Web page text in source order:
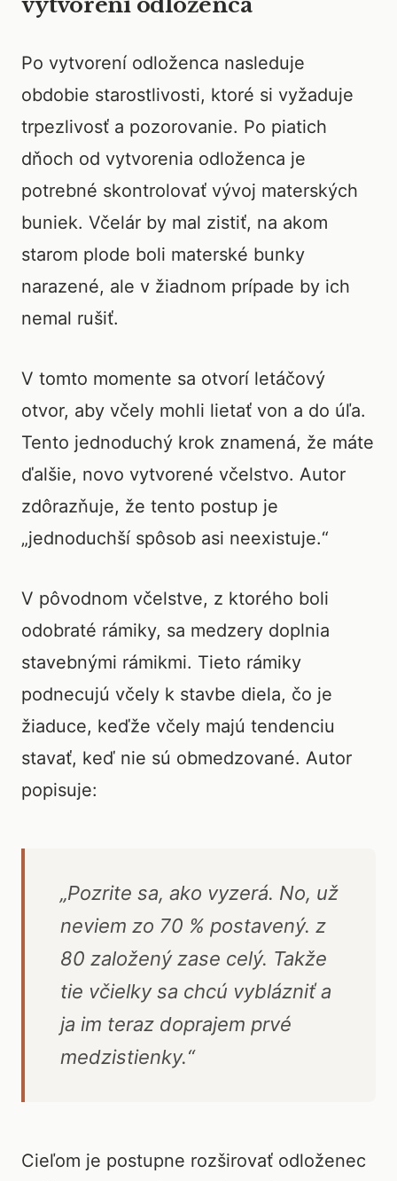
Po vytvorení odloženca nasleduje
obdobie starostlivosti, ktoré si vyžaduje
trpezlivosť a pozorovanie. Po piatich
dňoch od vytvorenia odloženca je
potrebné skontrolovať vývoj materských
buniek. Včelár by mal zistiť, na akom
starom plode boli materské bunky
narazené, ale v žiadnom prípade by ich
nemal rušiť.
V tomto momente sa otvorí letáčový
otvor, aby včely mohli lietať von a do úľa.
Tento jednoduchý krok znamená, že máte
ďalšie, novo vytvorené včelstvo. Autor
zdôrazňuje, že tento postup je
„jednoduchší spôsob asi neexistuje.“
V pôvodnom včelstve, z ktorého boli
odobraté rámiky, sa medzery doplnia
stavebnými rámikmi. Tieto rámiky
podnecujú včely k stavbe diela, čo je
žiaduce, keďže včely majú tendenciu
stavať, keď nie sú obmedzované. Autor
popisuje:
„Pozrite sa, ako vyzerá. No, už
neviem zo 70 % postavený. z
80 založený zase celý. Takže
tie včielky sa chcú vyblázniť a
ja im teraz doprajem prvé
medzistienky.“
Cieľom je postupne rozširovať odloženec